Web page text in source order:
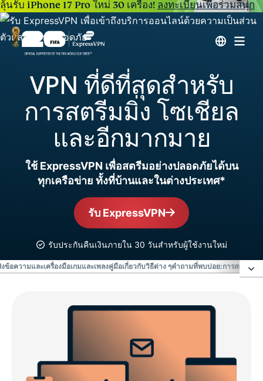
ลุ้นรับ iPhone 17 Pro ใหม่ 30 เครื่อง! ลงทะเบียนเพื่อร่วมสนุก
VPN ที่ดีที่สุดสำหรับ
การสตรีมมิ่ง โซเชียล
และอีกมากมาย
ใช้ ExpressVPN เพื่อสตรีมอย่างปลอดภัยได้บน
ทุกเครือข่าย ทั้งที่บ้านและในต่างประเทศ*
รับ ExpressVPN
รับประกันคืนเงินภายใน 30 วันสำหรับผู้ใช้งานใหม่
ข้อความและเครื่องมือเกมและเพลงคู่มือเกี่ยวกับวิธีต่าง ๆคำถามที่พบบ่อย:การสตรีมด้ว